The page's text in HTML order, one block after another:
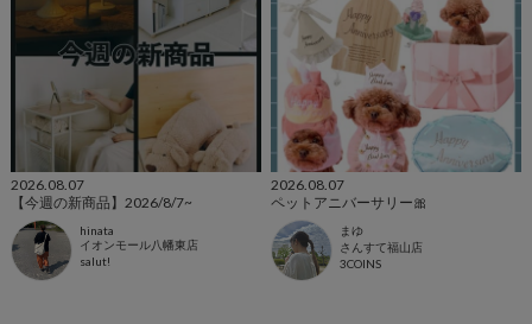
2026.08.07
【今週の新商品】2026/8/7~
hinata
イオンモール八幡東店
salut!
2026.08.07
ペットアニバーサリー🎀
まゆ
さんすて福山店
3COINS